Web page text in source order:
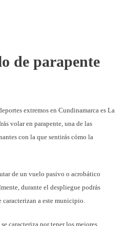
de parapente
extremos en Cundinamarca es La
volar en parapente, una de las
con la que sentirás cómo la
de un vuelo pasivo o acrobático
durante el despliegue podrás
a este municipio.
caracteriza por tener los mejores